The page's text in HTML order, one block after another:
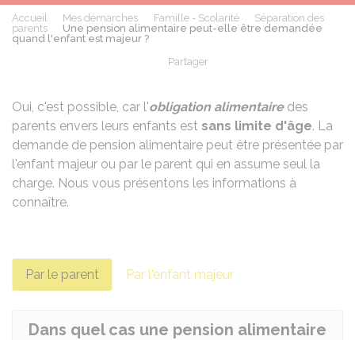
Accueil Mes démarches Famille - Scolarité
Séparation des
parents
Une pension alimentaire peut-elle être demandée
quand l'enfant est majeur ?
Partager
Oui, c'est possible, car l'obligation alimentairedes
parents envers leurs enfants est sans limite d'âge. La
demande de pension alimentaire peut être présentée par
l'enfant majeur ou par le parent qui en assume seul la
charge. Nous vous présentons les informations à
connaître.
Par le parent Par l'enfant majeur
Dans quel cas une pension alimentaire